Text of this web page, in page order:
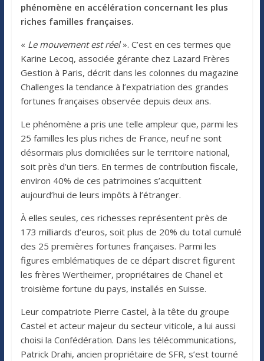
phénomène en accélération concernant les plus
riches familles françaises.
« Le mouvement est réel». C’est en ces termes que
Karine Lecoq, associée gérante chez Lazard Frères
Gestion à Paris, décrit dans les colonnes du magazine
Challenges la tendance à l’expatriation des grandes
fortunes françaises observée depuis deux ans.
Le phénomène a pris une telle ampleur que, parmi les
25 familles les plus riches de France, neuf ne sont
désormais plus domiciliées sur le territoire national,
soit près d’un tiers. En termes de contribution fiscale,
environ 40% de ces patrimoines s’acquittent
aujourd’hui de leurs impôts à l’étranger.
À elles seules, ces richesses représentent près de
173 milliards d’euros, soit plus de 20% du total cumulé
des 25 premières fortunes françaises. Parmi les
figures emblématiques de ce départ discret figurent
les frères Wertheimer, propriétaires de Chanel et
troisième fortune du pays, installés en Suisse.
Leur compatriote Pierre Castel, à la tête du groupe
Castel et acteur majeur du secteur viticole, a lui aussi
choisi la Confédération. Dans les télécommunications,
Patrick Drahi, ancien propriétaire de SFR, s’est tourné